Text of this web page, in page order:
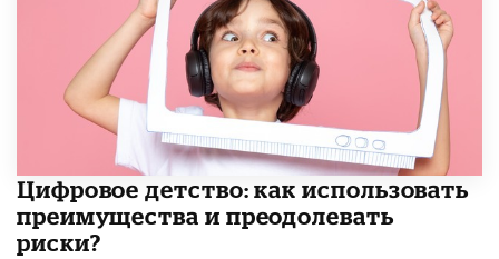
​Цифровое детство: как использовать
преимущества и преодолевать
риски?